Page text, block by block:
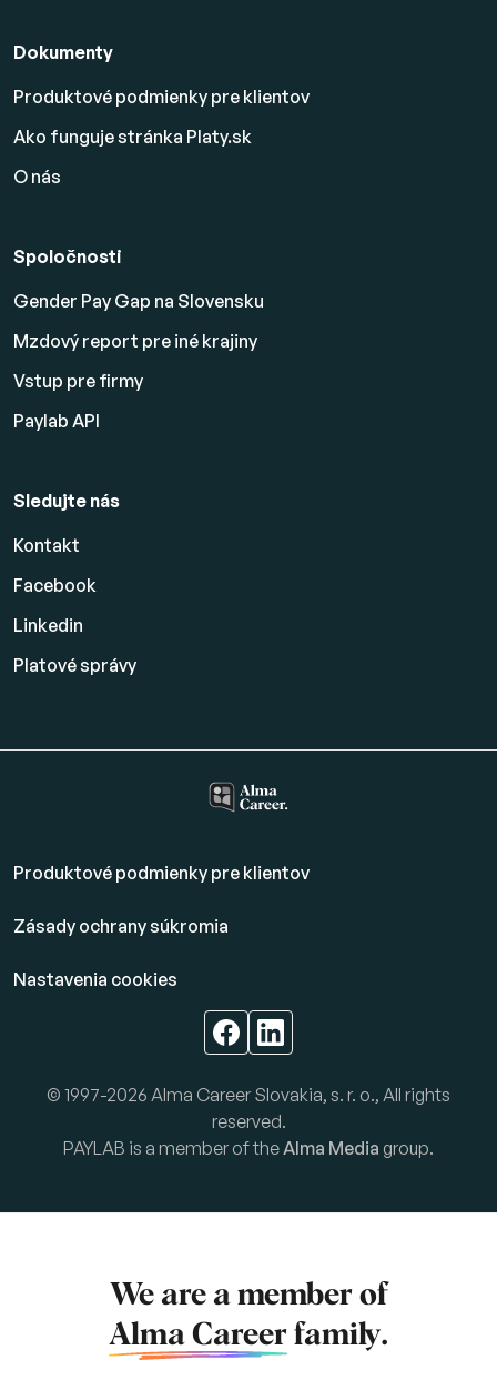
Dokumenty
Produktové podmienky pre klientov
Ako funguje stránka Platy.sk
O nás
Spoločnosti
Gender Pay Gap na Slovensku
Mzdový report pre iné krajiny
Vstup pre firmy
Paylab API
Sledujte nás
Kontakt
Facebook
Linkedin
Platovésprávy
Produktové podmienky pre klientov
Zásady ochrany súkromia
Nastavenia cookies
© 1997-2026 Alma Career Slovakia, s. r. o., All rights
reserved.
PAYLAB is a member of theAlma Media group.
We are a member of
Alma Career family.